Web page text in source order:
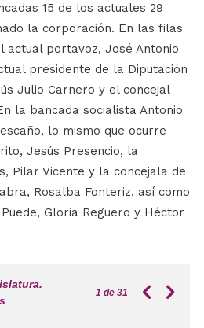
15 de los actuales 29
la corporación. En las filas
actual portavoz, José Antonio
presidente de la Diputación
Julio Carnero y el concejal
la bancada socialista Antonio
lo mismo que ocurre
Jesús Presencio, la
Pilar Vicente y la concejala de
Rosalba Fonteriz, así como
Gloria Reguero y Héctor
1 de 31